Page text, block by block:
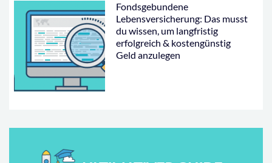
Fondsgebundene
Lebensversicherung: Das musst
du wissen, um langfristig
erfolgreich & kostengünstig
Geld anzulegen